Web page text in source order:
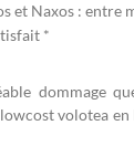
et Naxos : entre
*
dommage
volotea